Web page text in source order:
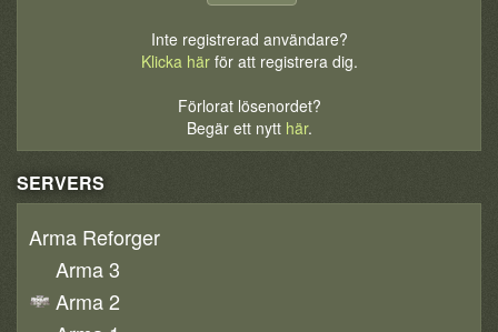
Inte registrerad användare?
Klicka härför att registrera dig.
Förlorat lösenordet?
Begär ett nytt här.
SERVERS
Arma Reforger
Arma 3
Arma 2